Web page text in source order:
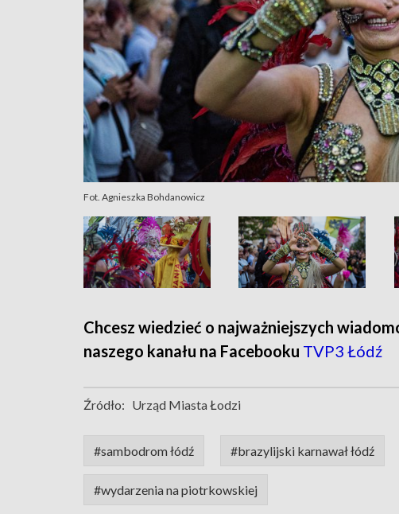
Fot. Agnieszka Bohdanowicz
Chcesz wiedzieć o najważniejszych
naszego kanału na Facebooku TVP3 Łódź
Źródło: Urząd Miasta Łodzi
#sambodrom łódź #brazylijski karnawał łódź
#wydarzenia na piotrkowskiej